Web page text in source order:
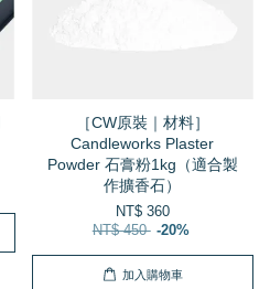
［CW原裝｜材料］
Candleworks Plaster
Powder 石膏粉1kg（適合製
作擴香石）
NT$ 360
NT$ 450 -20%
加入購物車